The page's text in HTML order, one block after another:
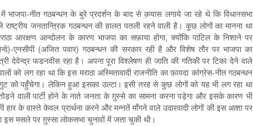
में भाजपा-नीत गठबन्धन के बुरे प्रदर्शन के बाद से क़यास लगाये जा रहे थे कि विधानसभा
जनतान्त्रिक गठबन्धन की हालत पतली रहने वाली है। कुछ लोगों का मानना था
आरक्षण आन्दोलन के कारण भाजपा का सफ़ाया होगा, क्योंकि पाटिल के निशाने पर
एनसीपी (अजित पवार) गठबन्धन की सरकार रही है और विशेष तौर पर भाजपा का
देवेन्द्र फडनवीस रहा है। अपना पूरा विश्लेषण ही जाति की गतिकी पर टिका देने वाले
को लग रहा था कि इस मराठा अस्मितावादी राजनीति का फ़ायदा कांग्रेस-नीत गठबन्धन
को पहुँचेगा। लेकिन हुआ इसका उल्टा। इसी तरह से कुछ लोगों को यह भी लग रहा था
वाली पार्टी होने के नाते जनता के ग़ुस्से का सामना करना पड़ेगा और इसके कारण भी
हार के वास्ते केवल प्रार्थना करने और मन्नतें माँगने वाले उदारवादी लोगों की इस आशा पर
इस मसले पर ग़ुस्सा लोकसभा चुनावों में जता चुकी थी।